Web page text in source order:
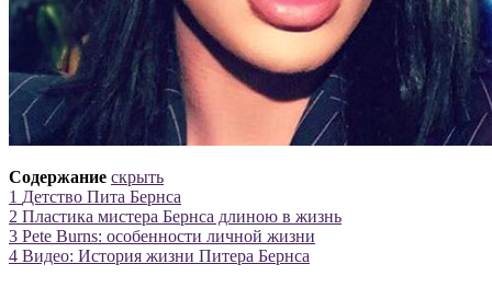
Содержание скрыть
1 Детство Пита Бернса
2 Пластика мистера Бернса длиною в жизнь
3 Pete Burns: особенности личной жизни
4 Видео: История жизни Питера Бернса